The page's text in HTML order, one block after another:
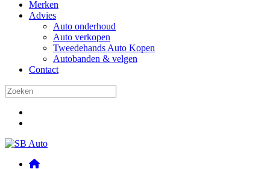
Merken
Advies
Auto onderhoud
Auto verkopen
Tweedehands Auto Kopen
Autobanden & velgen
Contact